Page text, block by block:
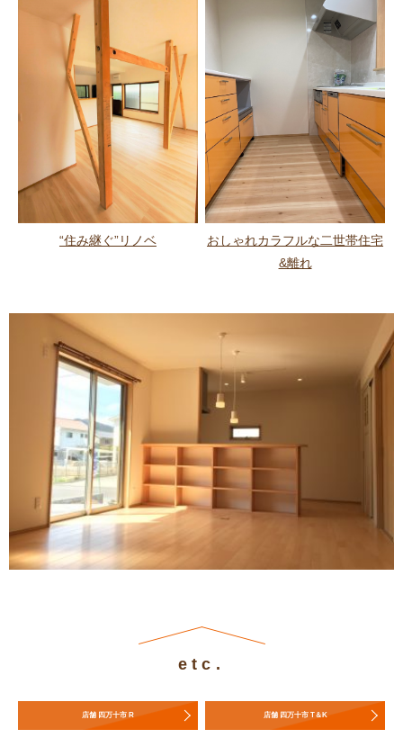
“住み継ぐ”リノベ
おしゃれカラフルな二世帯住宅
&離れ
etc.
店舗 四万十市 R 店舗 四万十市 T＆K